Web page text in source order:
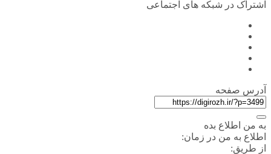
اشتراک در شبکه های اجتماعی
آدرس صفحه
به من اطلاع بده
اطلاع به من در زمان:
از طریق: